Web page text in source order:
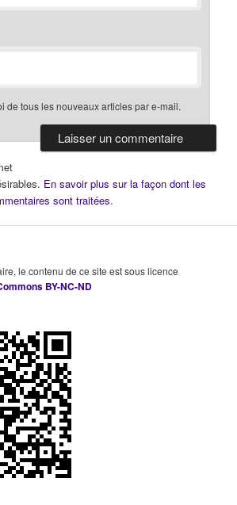
de tous les nouveaux articles par e-mail.
En savoir plus sur la façon dont les
sont traitées.
le contenu de ce site est sous licence
BY-NC-ND